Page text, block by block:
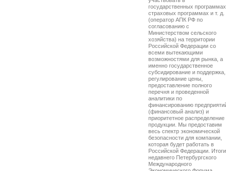
государственных
страховых программах и т. д.
(оператор АПК РФ по
согласованию с
Министерством сельского
хозяйства) на территории
Российской Федерации со
всеми вытекающими
возможностями для рынка, а
именно государственное
субсидирование и поддержка,
регулирование цены,
предоставление полного
перечня и проведенной
аналитики по
финансированию
(финансовый анализ) и
приоритетное распределение
продукции. Мы предоставим
весь спектр экономической
безопасности для компании,
которая будет работать в
Российской Федерации. Итоги
недавнего Петербургского
Международного